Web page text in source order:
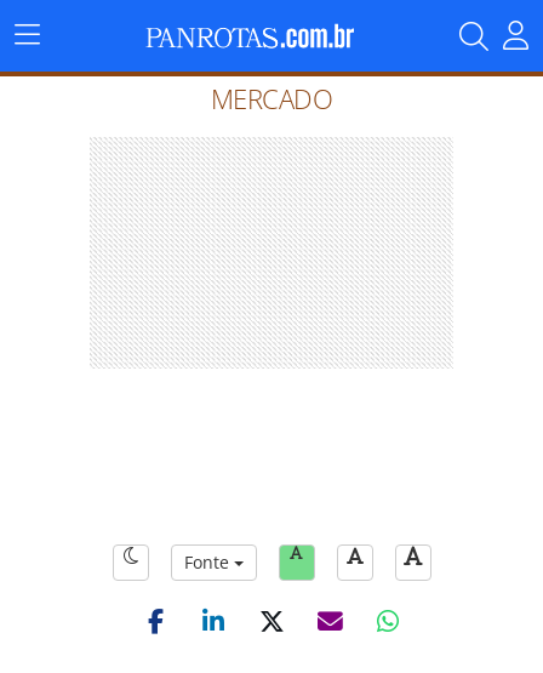
Menu
Principal
MERCADO
Fonte